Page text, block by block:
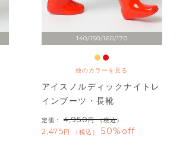
140/150/160/170
他のカラーを見る
アイスノルディックナイトレ
インブーツ・長靴
定価： 4,950 （税込）
2,475 税込 50%off